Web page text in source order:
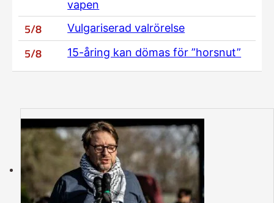
vapen
5/8 Vulgariserad valrörelse
5/8 15-åring kan dömas för ”horsnut”